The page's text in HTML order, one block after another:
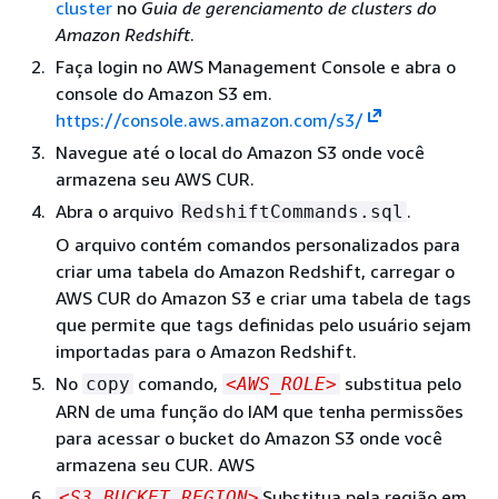
cluster no Guia de gerenciamento de clusters do
Amazon Redshift.
Faça login no AWS Management Console e abra o
console do Amazon S3 em.
https://console.aws.amazon.com/s3/
Navegue até o local do Amazon S3 onde você
armazena seu AWS CUR.
Abra o arquivo RedshiftCommands.sql .
O arquivo contém comandos personalizados para
criar uma tabela do Amazon Redshift, carregar o
AWS CUR do Amazon S3 e criar uma tabela de tags
que permite que tags definidas pelo usuário sejam
importadas para o Amazon Redshift.
No copy comando, <AWS_ROLE> substitua pelo
ARN de uma função do IAM que tenha permissões
para acessar o bucket do Amazon S3 onde você
armazena seu CUR. AWS